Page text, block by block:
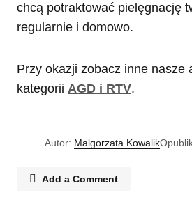
chcą potraktować pielęgnację
regularnie i domowo.
Przy okazji zobacz inne nasze
kategorii AGD i RTV.
Autor: Malgorzata Kowalik
Add a Comment